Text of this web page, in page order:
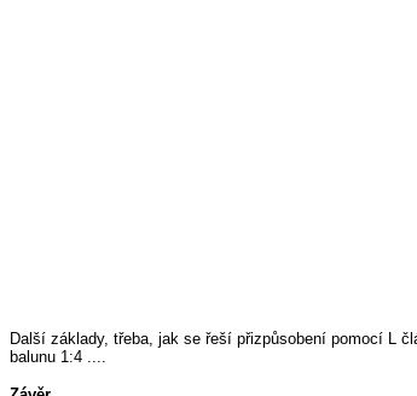
Další základy, třeba, jak se řeší přizpůsobení pomocí L
balunu 1:4 ....